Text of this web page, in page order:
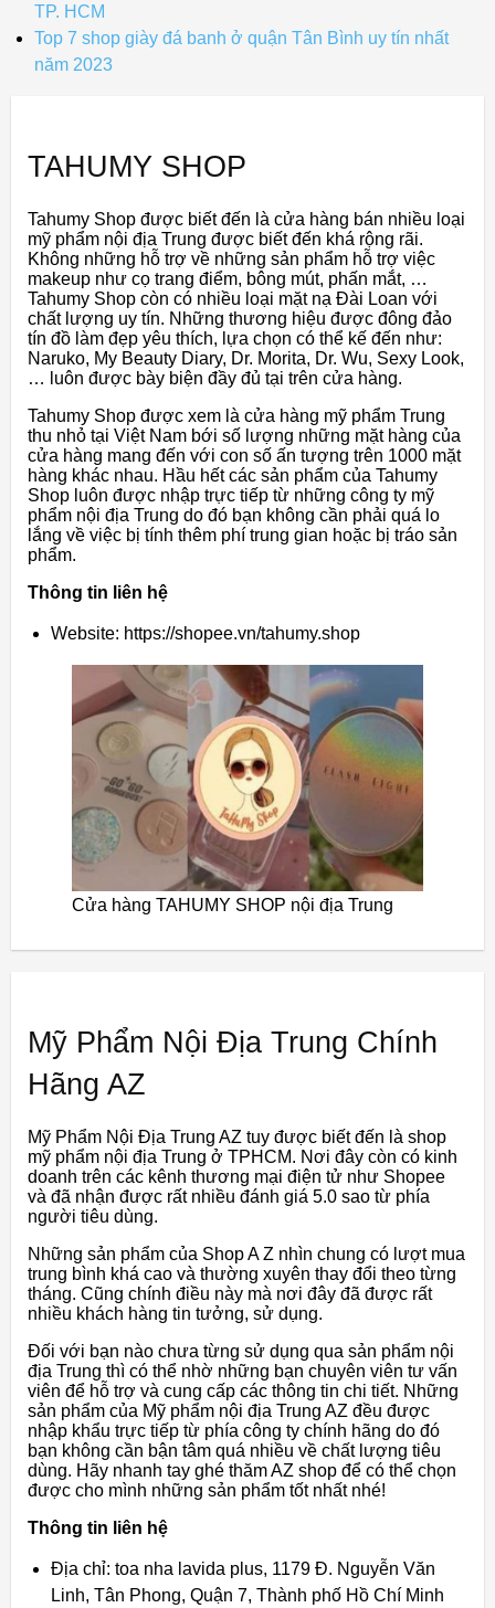
TP. HCM
Top 7 shop giày đá banh ở quận Tân Bình uy tín nhất
năm 2023
TAHUMY SHOP
Tahumy Shop được biết đến là cửa hàng bán nhiều loại
mỹ phẩm nội địa Trung được biết đến khá rộng rãi.
Không những hỗ trợ về những sản phẩm hỗ trợ việc
makeup như cọ trang điểm, bông mút, phấn mắt, …
Tahumy Shop còn có nhiều loại mặt nạ Đài Loan với
chất lượng uy tín. Những thương hiệu được đông đảo
tín đồ làm đẹp yêu thích, lựa chọn có thể kế đến như:
Naruko, My Beauty Diary, Dr. Morita, Dr. Wu, Sexy Look,
… luôn được bày biện đầy đủ tại trên cửa hàng.
Tahumy Shop được xem là cửa hàng mỹ phẩm Trung
thu nhỏ tại Việt Nam bới số lượng những mặt hàng của
cửa hàng mang đến với con số ấn tượng trên 1000 mặt
hàng khác nhau. Hầu hết các sản phẩm của Tahumy
Shop luôn được nhập trực tiếp từ những công ty mỹ
phẩm nội địa Trung do đó bạn không cần phải quá lo
lắng về việc bị tính thêm phí trung gian hoặc bị tráo sản
phẩm.
Thông tin liên hệ
Website: https://shopee.vn/tahumy.shop
Cửa hàng TAHUMY SHOP nội địa Trung
Mỹ Phẩm Nội Địa Trung Chính
Hãng AZ
Mỹ Phẩm Nội Địa Trung AZ tuy được biết đến là shop
mỹ phẩm nội địa Trung ở TPHCM. Nơi đây còn có kinh
doanh trên các kênh thương mại điện tử như Shopee
và đã nhận được rất nhiều đánh giá 5.0 sao từ phía
người tiêu dùng.
Những sản phẩm của Shop A Z nhìn chung có lượt mua
trung bình khá cao và thường xuyên thay đổi theo từng
tháng. Cũng chính điều này mà nơi đây đã được rất
nhiều khách hàng tin tưởng, sử dụng.
Đối với bạn nào chưa từng sử dụng qua sản phẩm nội
địa Trung thì có thể nhờ những bạn chuyên viên tư vấn
viên để hỗ trợ và cung cấp các thông tin chi tiết. Những
sản phẩm của Mỹ phẩm nội địa Trung AZ đều được
nhập khẩu trực tiếp từ phía công ty chính hãng do đó
bạn không cần bận tâm quá nhiều về chất lượng tiêu
dùng. Hãy nhanh tay ghé thăm AZ shop để có thể chọn
được cho mình những sản phẩm tốt nhất nhé!
Thông tin liên hệ
Địa chỉ: toa nha lavida plus, 1179 Đ. Nguyễn Văn
Linh, Tân Phong, Quận 7, Thành phố Hồ Chí Minh